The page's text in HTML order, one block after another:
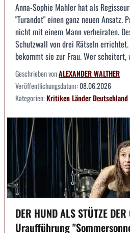
Anna-Sophie Mahler hat als
"Turandot" einen ganz neuen Ansatz.
nicht mit einem Mann verheiraten.
Schutzwall von drei Rätseln
bekommt sie zur Frau. Wer scheitert,
Geschrieben vonALEXANDER WALTHER
Veröffentlichungsdatum:08.06.2026
Kategorien:KritikenLänderDeutschland
DER HUND ALS STÜTZE
Uraufführung